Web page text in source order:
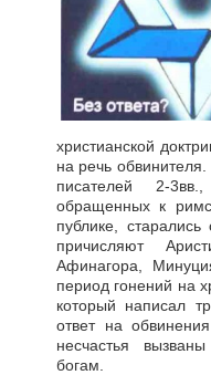
христианской
на речь
писателей 2-
обращенных к
публике,
причисляют
Афинагора,
период гонений на
который
написал
ответ на
несчастья
богам.